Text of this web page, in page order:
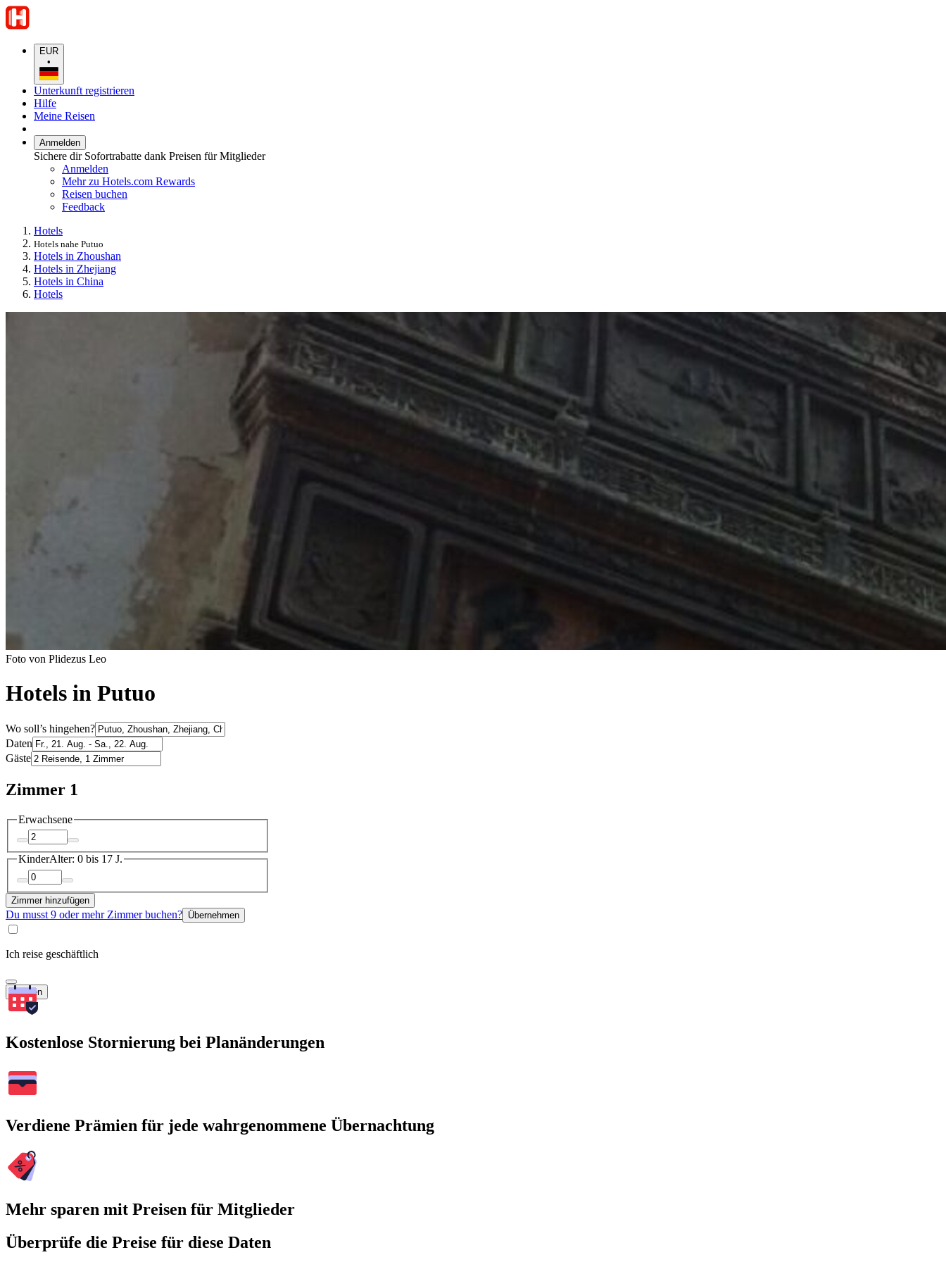
EUR
•
Unterkunft registrieren
Hilfe
Meine Reisen
Anmelden
Sichere dir Sofortrabatte dank Preisen für Mitglieder
Anmelden
Mehr zu Hotels.com Rewards
Reisen buchen
Feedback
Hotels
Hotels nahe Putuo
Hotels in Zhoushan
Hotels in Zhejiang
Hotels in China
Hotels
Foto von Plidezus Leo
Hotels in Putuo
Wo soll’s hingehen?
Daten
Gäste
Zimmer 1
Erwachsene
KinderAlter: 0 bis 17 J.
Zimmer hinzufügen
Du musst 9 oder mehr Zimmer buchen? Übernehmen
Ich reise geschäftlich
Suchen
Kostenlose Stornierung bei Planänderungen
Verdiene Prämien für jede wahrgenommene Übernachtung
Mehr sparen mit Preisen für Mitglieder
Überprüfe die Preise für diese Daten